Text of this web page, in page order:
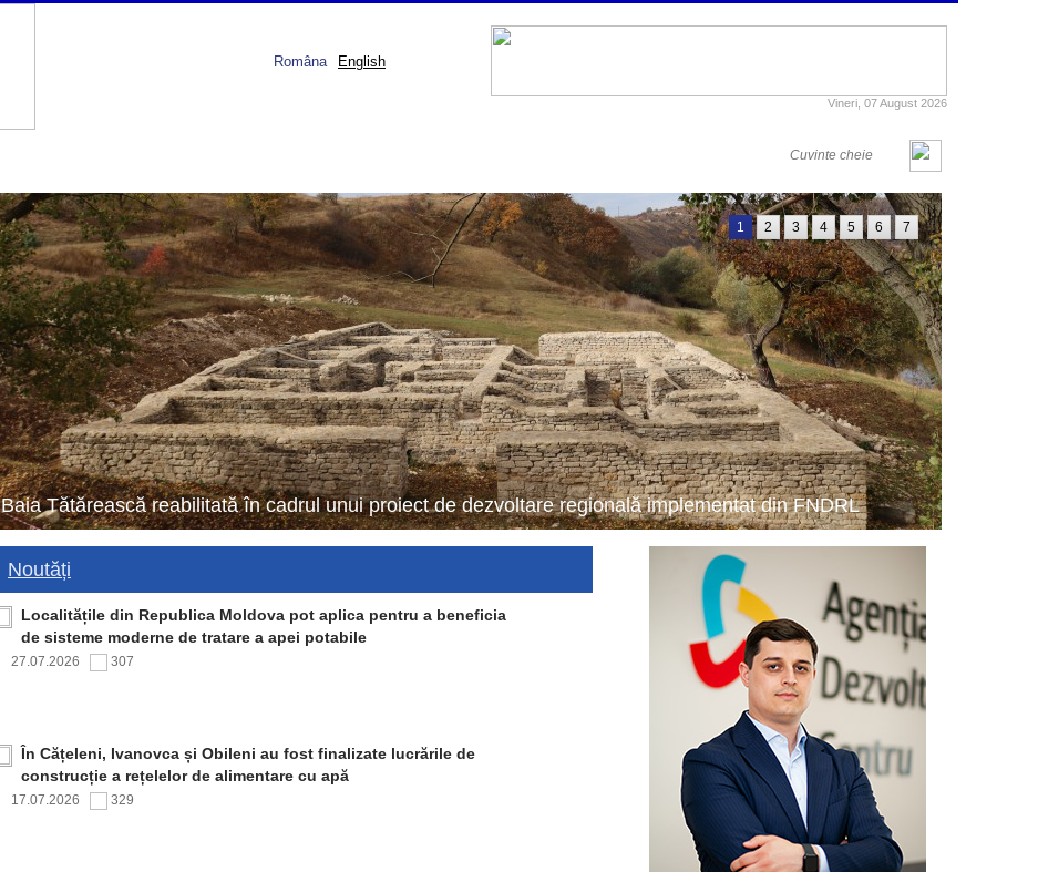
Vineri, 07 August 2026
Româna English
Baia Tătărească reabilitată în cadrul unui proiect de dezvoltare regională implementat din FNDRL
1 2 3 4 5 6 7
Noutăți
Localitățile din Republica Moldova pot aplica pentru a beneficia
de sisteme moderne de tratare a apei potabile
27.07.2026 307
În Cățeleni, Ivanovca și Obileni au fost finalizate lucrările de
construcție a rețelelor de alimentare cu apă
17.07.2026 329